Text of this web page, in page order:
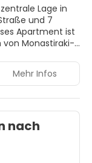
Lage in
und 7
Monastiraki-
und
über große
verfügen, wie
und
Zur
Mehr Infos
nach